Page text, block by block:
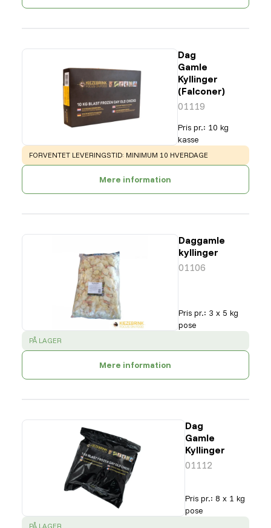
Dag
Gamle
Kyllinger
(Falconer)
01119
Pris pr.: 10 kg
kasse
WARNING:
FORVENTET LEVERINGSTID: MINIMUM 10 HVERDAGE
Mere information
Daggamle
kyllinger
01106
Pris pr.: 3 x 5 kg
pose
SUCCESS
PÅ LAGER
Mere information
Dag
Gamle
Kyllinger
01112
Pris pr.: 8 x 1 kg
pose
SUCCESS
PÅ LAGER